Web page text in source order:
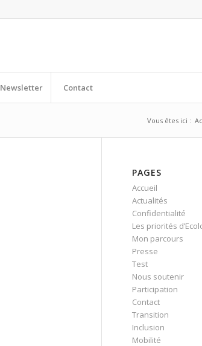
Newsletter Contact
Vous êtes ici :
PAGES
Accueil
Actualités
Confidentialité
Les priorités
Mon parcours
Presse
Test
Nous soutenir
Participation
Contact
Transition
Inclusion
Mobilité